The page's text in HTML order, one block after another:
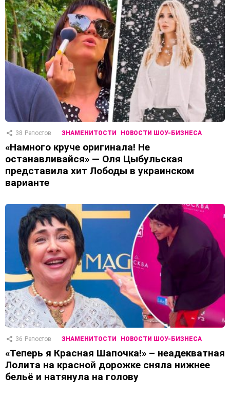
38 Репостов ЗНАМЕНИТОСТИ НОВОСТИ ШОУ-БИЗНЕСА
«Намного круче оригинала! Не
останавливайся» — Оля Цыбульская
представила хит Лободы в украинском
варианте
36 Репостов ЗНАМЕНИТОСТИ НОВОСТИ ШОУ-БИЗНЕСА
«Теперь я Красная Шапочка!» – неадекватная
Лолита на красной дорожке сняла нижнее
бельё и натянула на голову